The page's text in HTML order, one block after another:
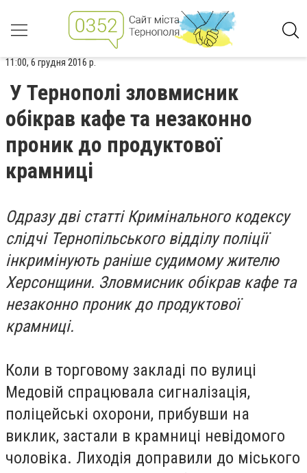
11:00, 6 грудня 2016 р.
У Тернополі зловмисник
обікрав кафе та незаконно
проник до продуктової
крамниці
Одразу дві статті Кримінального кодексу
слідчі Тернопільського відділу поліції
інкримінують раніше судимому жителю
Херсонщини. Зловмисник обікрав кафе та
незаконно проник до продуктової
крамниці.
Коли в торговому закладі по вулиці
Медовій спрацювала сигналізація,
поліцейські охорони, прибувши на
виклик, застали в крамниці невідомого
чоловіка. Лиходія доправили до міського